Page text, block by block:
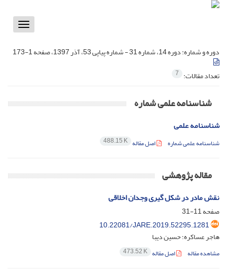
Toggle
دوره و شماره:دوره 14، شماره 31 - شماره پیاپی 53، آذر 1397، صفحه 1-173
تعداد مقالات: 7
شناسنامه علمی شماره
شناسنامه علمی
شناسنامه علمی شماره اصل مقاله 488.15 K
مقاله پژوهشی
نقش مادر در شکل گیری وجدان اخلاقی
صفحه11-31
10.22081/JARE.2019.52295.1281
هاجر عساکره؛ حسین دیبا
مشاهده مقاله اصل مقاله 473.52 K